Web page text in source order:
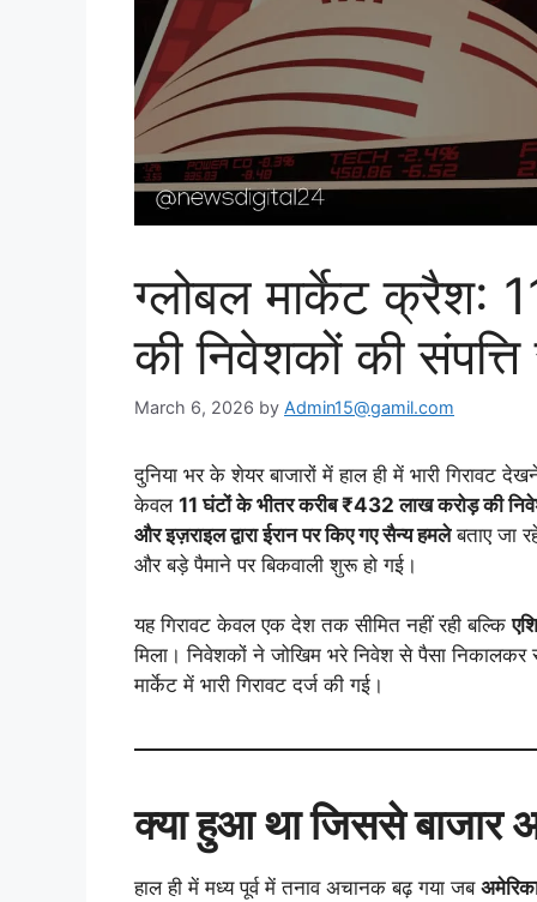
ग्लोबल मार्केट क्रैश:
की निवेशकों की
March 6, 2026 by Admin15@gamil.com
दुनिया भर के शेयर बाजारों में हाल ही में भारी गिरावट
केवल 11 घंटों के भीतर करीब ₹432 लाख करोड़ की
और इज़राइल द्वारा ईरान पर किए गए सैन्य हमलेबताए जा
और बड़े पैमाने पर बिकवाली शुरू हो गई।
यह गिरावट केवल एक देश तक सीमित नहीं रही बल्कि
मिला। निवेशकों ने जोखिम भरे निवेश से पैसा
मार्केट में भारी गिरावट दर्ज की गई।
क्या हुआ था जिससे बाजार
हाल ही में मध्य पूर्व में तनाव अचानक बढ़ गया जब